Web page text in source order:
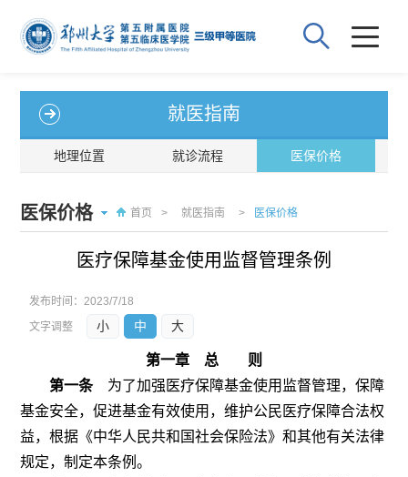
就医指南
地理位置 就诊流程 医保价格
医保价格 首页 > 就医指南 > 医保价格
医疗保障基金使用监督管理条例
发布时间：2023/7/18
文字调整
小 中 大
第一章 总 则
第一条为了加强医疗保障基金使用监督管理，保障
基金安全，促进基金有效使用，维护公民医疗保障合法权
益，根据《中华人民共和国社会保险法》和其他有关法律
规定，制定本条例。